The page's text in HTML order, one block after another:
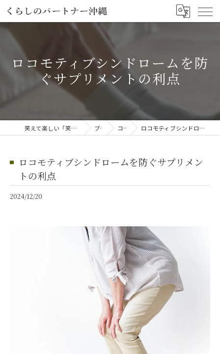
ロコモティブシンドロームを防
ぐサプリメントの利点
笑えて楽しい「笑える介護予防体操教室」 ブログ コラム ロコモティブシンドロームを防ぐサプリメントの利点
ロコモティブシンドロームを防ぐサプリメン
トの利点
2024/12/20